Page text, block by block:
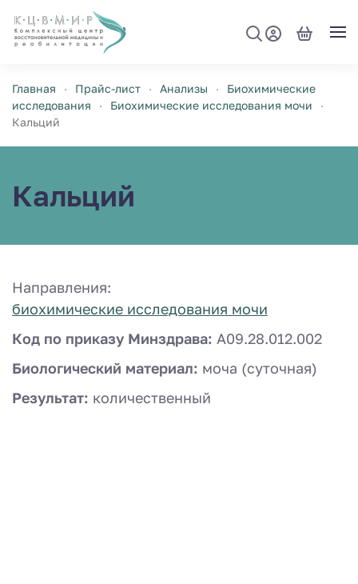
Перейти к содержимому
Главная Прайс-лист Анализы
Биохимические
исследования
Биохимические исследования мочи
Кальций
Кальций
Направления:
биохимические исследования мочи
Код по приказу Минздрава: A09.28.012.002
Биологический материал: моча (суточная)
Результат: количественный